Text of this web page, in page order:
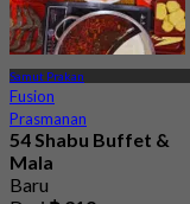
Samut Prakan
Fusion
Prasmanan
54 Shabu Buffet &
Mala
Baru